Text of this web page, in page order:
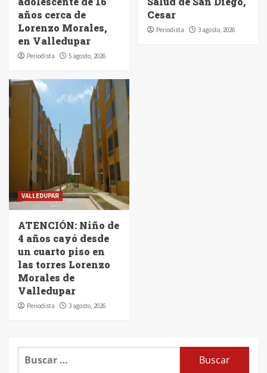
años cerca de
Lorenzo Morales,
en Valledupar
Periodista 5 agosto, 2026
Cesar
Periodista 3 agosto, 2026
VALLEDUPAR
ATENCIÓN: Niño de
4 años cayó desde
un cuarto piso en
las torres Lorenzo
Morales de
Valledupar
Periodista 3 agosto, 2026
Buscar: